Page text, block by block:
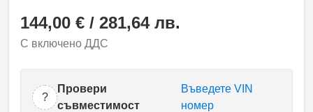
144,00 € / 281,64 лв.
С включено ДДС
?
Провери
съвместимост
Въведете VIN
номер